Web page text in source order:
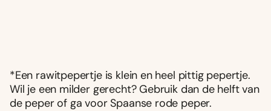
*Een rawitpepertje is klein en heel pittig pepertje.
Wil je een milder gerecht? Gebruik dan de helft van
de peper of ga voor Spaanse rode peper.